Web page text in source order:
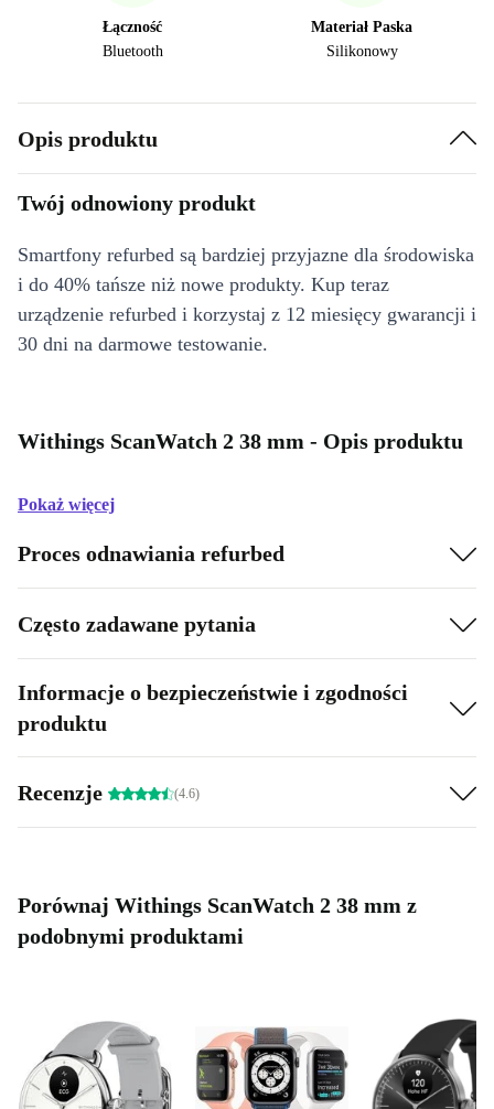
Łączność
Bluetooth
Materiał Paska
Silikonowy
Opis produktu
Twój odnowiony produkt
Smartfony refurbed są bardziej przyjazne dla środowiska
i do 40% tańsze niż nowe produkty. Kup teraz
urządzenie refurbed i korzystaj z 12 miesięcy gwarancji i
30 dni na darmowe testowanie.
Withings ScanWatch 2 38 mm - Opis produktu
Pokaż więcej
Proces odnawiania refurbed
Często zadawane pytania
Informacje o bezpieczeństwie i zgodności
produktu
Recenzje (4.6)
Porównaj Withings ScanWatch 2 38 mm z
podobnymi produktami